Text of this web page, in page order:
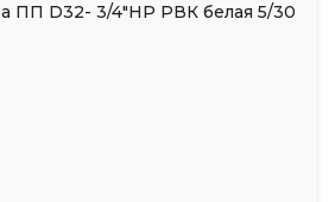
ПП D32- 3/4"НР РВК белая 5/30